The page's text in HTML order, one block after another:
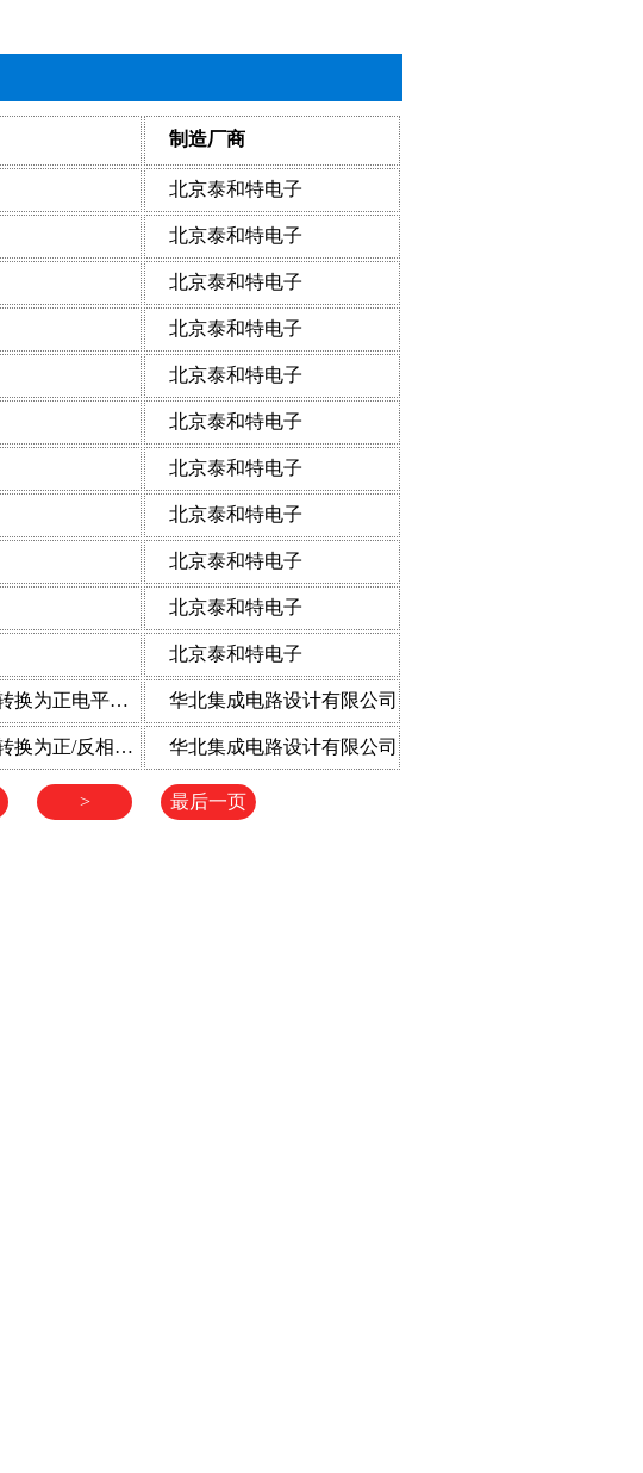
制造厂商
北京泰和特电子
北京泰和特电子
北京泰和特电子
北京泰和特电子
北京泰和特电子
北京泰和特电子
北京泰和特电子
北京泰和特电子
北京泰和特电子
北京泰和特电子
北京泰和特电子
NCD26C是一款将负电平转换为正电平并延迟的控制型芯片，可通过调节CAP引脚的外接电容大小来实现上电延迟时间可调，另外具有一定的驱动能力。 华北集成电路设计有限公司
NCD30C是一款将负电平转换为正/反相正电平并延迟的控制型芯片，并具有一定的驱动能力。 华北集成电路设计有限公司
> 最后一页